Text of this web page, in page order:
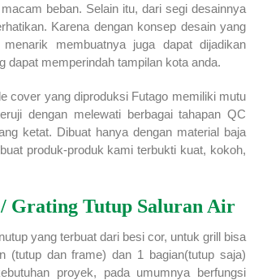
beban. Selain itu, dari segi desainnya
Karena dengan konsep desain yang
membuatnya juga dapat dijadikan
dapat memperindah tampilan kota anda.
cover yang diproduksi Futago memiliki mutu
dengan melewati berbagai tahapan QC
ketat. Dibuat hanya dengan material baja
produk-produk kami terbukti kuat, kokoh,
Grating Tutup Saluran Air
yang terbuat dari besi cor, untuk grill bisa
(tutup dan frame) dan 1 bagian(tutup saja)
proyek, pada umumnya berfungsi